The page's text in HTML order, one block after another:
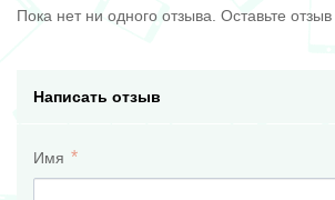
Пока нет ни одного отзыва. Оставьте
Написать отзыв
Имя